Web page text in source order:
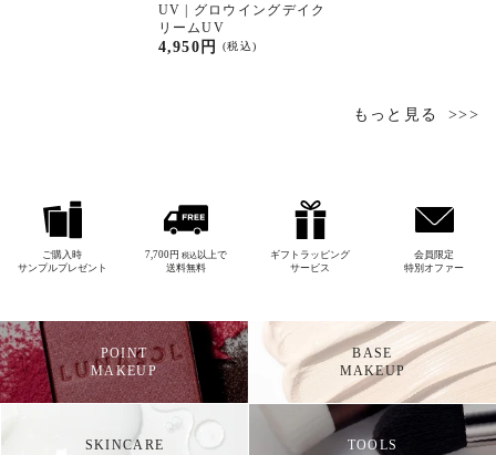
UV | グロウイングデイク
リームUV
(税込)
4,950円
もっと見る
ご購入時
サンプルプレゼント
7,700円 税込 以上で
送料無料
ギフトラッピング
サービス
会員限定
特別オファー
POINT
MAKEUP
BASE
MAKEUP
SKINCARE TOOLS